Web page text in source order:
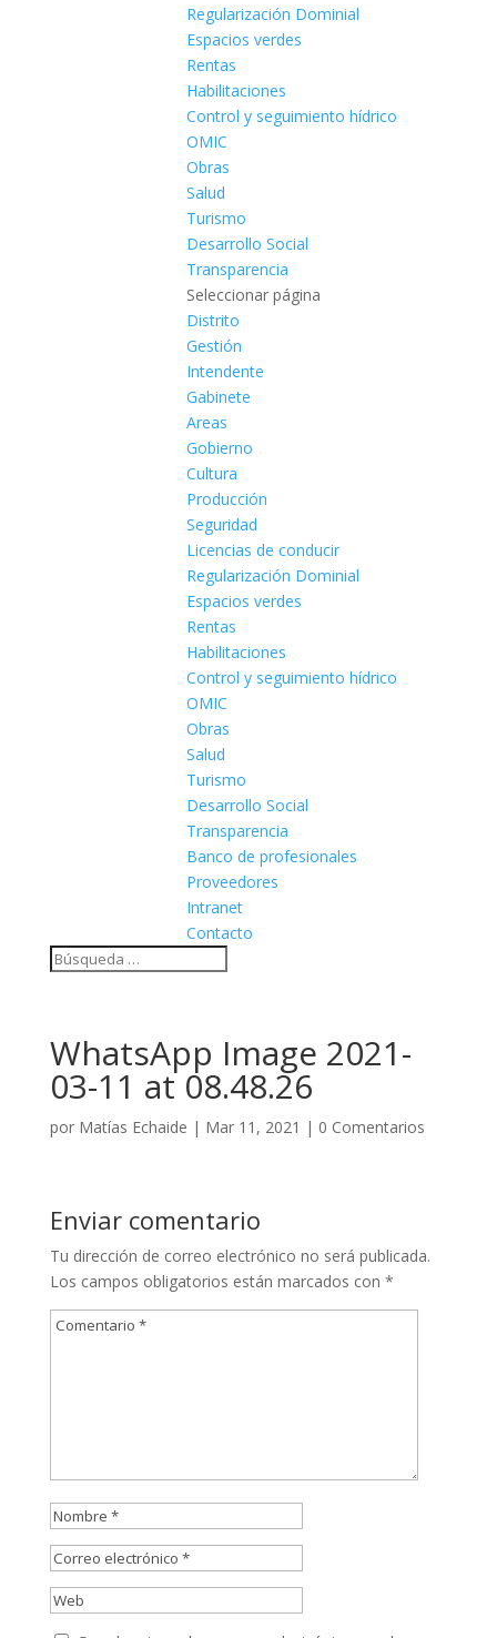
Regularización Dominial
Espacios verdes
Rentas
Habilitaciones
Control y seguimiento hídrico
OMIC
Obras
Salud
Turismo
Desarrollo Social
Transparencia
Seleccionar página
Distrito
Gestión
Intendente
Gabinete
Areas
Gobierno
Cultura
Producción
Seguridad
Licencias de conducir
Regularización Dominial
Espacios verdes
Rentas
Habilitaciones
Control y seguimiento hídrico
OMIC
Obras
Salud
Turismo
Desarrollo Social
Transparencia
Banco de profesionales
Proveedores
Intranet
Contacto
WhatsApp Image 2021-
03-11 at 08.48.26
por Matías Echaide | Mar 11, 2021 | 0 Comentarios
Enviar comentario
Tu dirección de correo electrónico no será publicada.
Los campos obligatorios están marcados con *